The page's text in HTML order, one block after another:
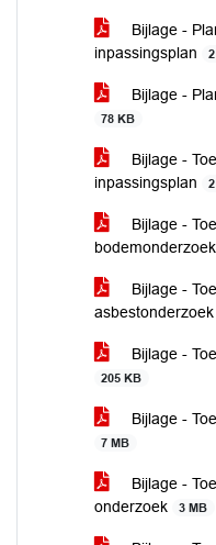
Bijlage -
inpassingsplan
Bijlage -
78 KB
Bijlage -
inpassingsplan
Bijlage -
bodemonderzoek
Bijlage -
asbestonderzoek
Bijlage -
205 KB
Bijlage -
7 MB
Bijlage -
onderzoek
3 MB